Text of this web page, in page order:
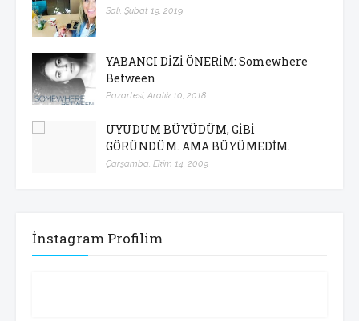
Salı, Şubat 19, 2019
YABANCI DİZİ ÖNERİM: Somewhere
Between
Pazartesi, Aralık 10, 2018
UYUDUM BÜYÜDÜM, GİBİ
GÖRÜNDÜM. AMA BÜYÜMEDİM.
Çarşamba, Ekim 14, 2009
İnstagram Profilim